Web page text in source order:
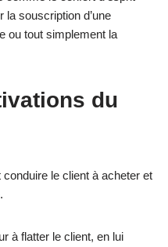
la souscription d’une
ou tout simplement la
du
le client à acheter et
à flatter le client, en lui